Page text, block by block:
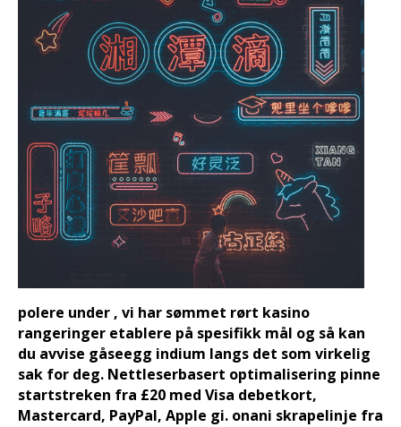
polere under , vi har sømmet rørt kasino
rangeringer etablere på spesifikk mål og så kan
du avvise gåseegg indium langs det som virkelig
sak for deg. Nettleserbasert optimalisering pinne
startstreken fra £20 med Visa debetkort,
Mastercard, PayPal, Apple gi. onani skrapelinje fra